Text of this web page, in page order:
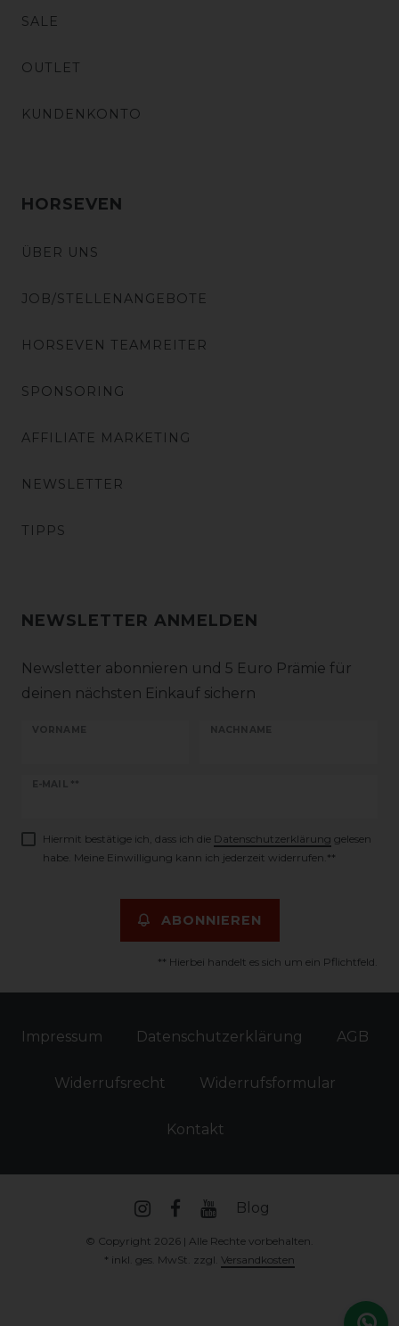
SALE
OUTLET
KUNDENKONTO
HORSEVEN
ÜBER UNS
JOB/STELLENANGEBOTE
HORSEVEN TEAMREITER
SPONSORING
AFFILIATE MARKETING
NEWSLETTER
TIPPS
NEWSLETTER ANMELDEN
Newsletter abonnieren und 5 Euro Prämie für
deinen nächsten Einkauf sichern
VORNAME NACHNAME
E-MAIL **
Newsletter
Hiermit bestätige ich, dass ich die Daten­schutz­erklärung gelesen
habe. Meine Einwilligung kann ich jederzeit widerrufen.**
ABONNIEREN
** Hierbei handelt es sich um ein Pflichtfeld.
Impressum Daten­schutz­erklärung AGB
Widerrufs­recht Widerrufs­formular
Kontakt
Blog
© Copyright 2026 | Alle Rechte vorbehalten.
* inkl. ges. MwSt. zzgl. Versandkosten